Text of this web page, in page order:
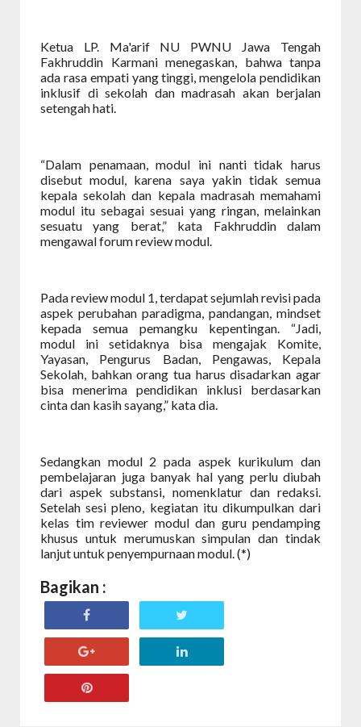
Ketua LP. Ma'arif NU PWNU Jawa Tengah
Fakhruddin Karmani menegaskan, bahwa tanpa
ada rasa empati yang tinggi, mengelola pendidikan
inklusif di sekolah dan madrasah akan berjalan
setengah hati.
“Dalam penamaan, modul ini nanti tidak harus
disebut modul, karena saya yakin tidak semua
kepala sekolah dan kepala madrasah memahami
modul itu sebagai sesuai yang ringan, melainkan
sesuatu yang berat,” kata Fakhruddin dalam
mengawal forum review modul.
Pada review modul 1, terdapat sejumlah revisi pada
aspek perubahan paradigma, pandangan, mindset
kepada semua pemangku kepentingan. “Jadi,
modul ini setidaknya bisa mengajak Komite,
Yayasan, Pengurus Badan, Pengawas, Kepala
Sekolah, bahkan orang tua harus disadarkan agar
bisa menerima pendidikan inklusi berdasarkan
cinta dan kasih sayang,” kata dia.
Sedangkan modul 2 pada aspek kurikulum dan
pembelajaran juga banyak hal yang perlu diubah
dari aspek substansi, nomenklatur dan redaksi.
Setelah sesi pleno, kegiatan itu dikumpulkan dari
kelas tim reviewer modul dan guru pendamping
khusus untuk merumuskan simpulan dan tindak
lanjut untuk penyempurnaan modul. (*)
Bagikan :